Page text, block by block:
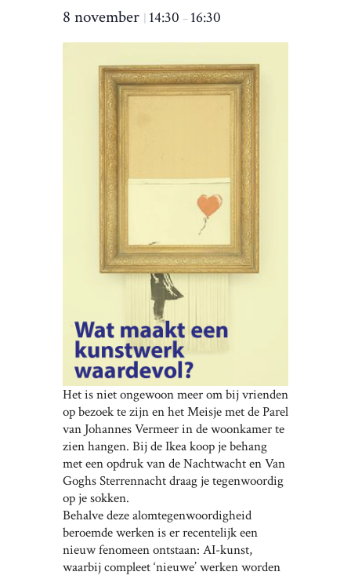
8 november 14:30 – 16:30
Het is niet ongewoon meer om bij vrienden
op bezoek te zijn en het Meisje met de Parel
van Johannes Vermeer in de woonkamer te
zien hangen. Bij de Ikea koop je behang
met een opdruk van de Nachtwacht en Van
Goghs Sterrennacht draag je tegenwoordig
op je sokken.
Behalve deze alomtegenwoordigheid
beroemde werken is er recentelijk een
nieuw fenomeen ontstaan: AI-kunst,
waarbij compleet ‘nieuwe’ werken worden